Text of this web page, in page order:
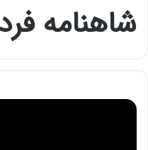
شاهنامه